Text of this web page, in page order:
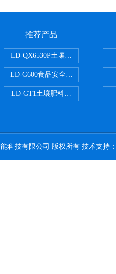
推荐产品
LD-QX6530P土壤氧化还原电位检
LD-G600食品安全检测仪
LD-GT1土壤肥料养分检测仪
科技有限公司 版权所有 技术支持：